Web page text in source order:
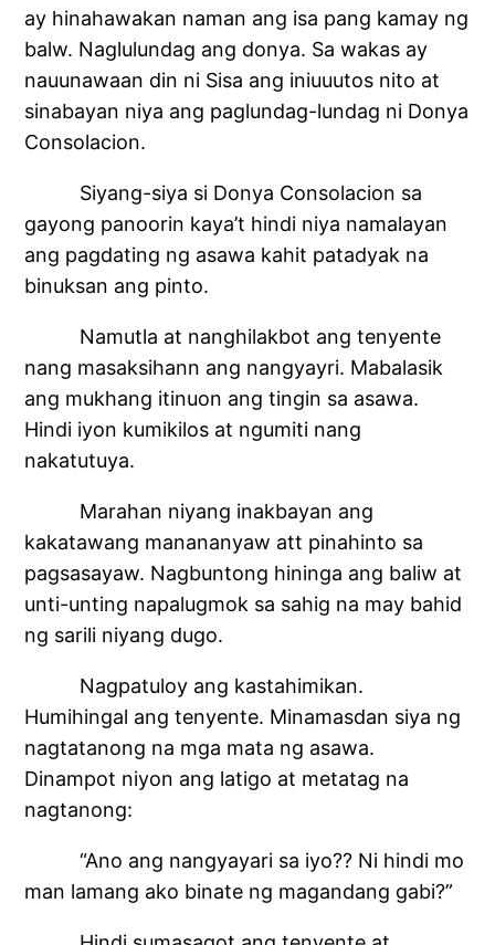
ay hinahawakan naman ang isa pang kamay ng
balw. Naglulundag ang donya. Sa wakas ay
nauunawaan din ni Sisa ang iniuuutos nito at
sinabayan niya ang paglundag-lundag ni Donya
Consolacion.
Siyang-siya si Donya Consolacion sa
gayong panoorin kaya’t hindi niya namalayan
ang pagdating ng asawa kahit patadyak na
binuksan ang pinto.
Namutla at nanghilakbot ang tenyente
nang masaksihann ang nangyayri. Mabalasik
ang mukhang itinuon ang tingin sa asawa.
Hindi iyon kumikilos at ngumiti nang
nakatutuya.
Marahan niyang inakbayan ang
kakatawang manananyaw att pinahinto sa
pagsasayaw. Nagbuntong hininga ang baliw at
unti-unting napalugmok sa sahig na may bahid
ng sarili niyang dugo.
Nagpatuloy ang kastahimikan.
Humihingal ang tenyente. Minamasdan siya ng
nagtatanong na mga mata ng asawa.
Dinampot niyon ang latigo at metatag na
nagtanong:
“Ano ang nangyayari sa iyo?? Ni hindi mo
man lamang ako binate ng magandang gabi?”